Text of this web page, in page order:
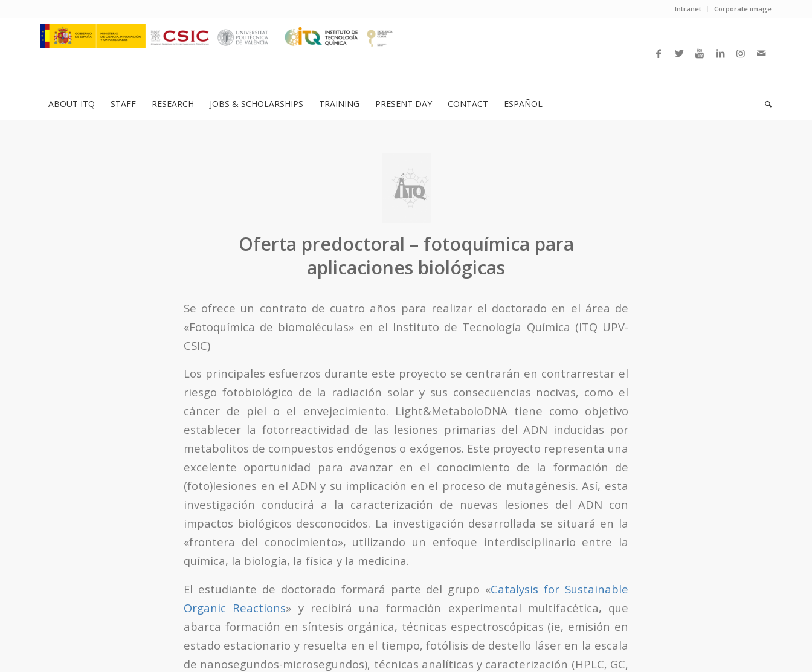
Intranet Corporate image
ABOUT ITQ STAFF RESEARCH JOBS & SCHOLARSHIPS TRAINING PRESENT DAY CONTACT ESPAÑOL
Oferta predoctoral – fotoquímica para
aplicaciones biológicas
Se ofrece un contrato de cuatro años para realizar el doctorado en el área de
«Fotoquímica de biomoléculas» en el Instituto de Tecnología Química (ITQ UPV-
CSIC)
Los principales esfuerzos durante este proyecto se centrarán en contrarrestar el
riesgo fotobiológico de la radiación solar y sus consecuencias nocivas, como el
cáncer de piel o el envejecimiento. Light&MetaboloDNA tiene como objetivo
establecer la fotorreactividad de las lesiones primarias del ADN inducidas por
metabolitos de compuestos endógenos o exógenos. Este proyecto representa una
excelente oportunidad para avanzar en el conocimiento de la formación de
(foto)lesiones en el ADN y su implicación en el proceso de mutagénesis. Así, esta
investigación conducirá a la caracterización de nuevas lesiones del ADN con
impactos biológicos desconocidos. La investigación desarrollada se situará en la
«frontera del conocimiento», utilizando un enfoque interdisciplinario entre la
química, la biología, la física y la medicina.
El estudiante de doctorado formará parte del grupo «Catalysis for Sustainable
Organic Reactions» y recibirá una formación experimental multifacética, que
abarca formación en síntesis orgánica, técnicas espectroscópicas (ie, emisión en
estado estacionario y resuelta en el tiempo, fotólisis de destello láser en la escala
de nanosegundos-microsegundos), técnicas analíticas y caracterización (HPLC, GC,